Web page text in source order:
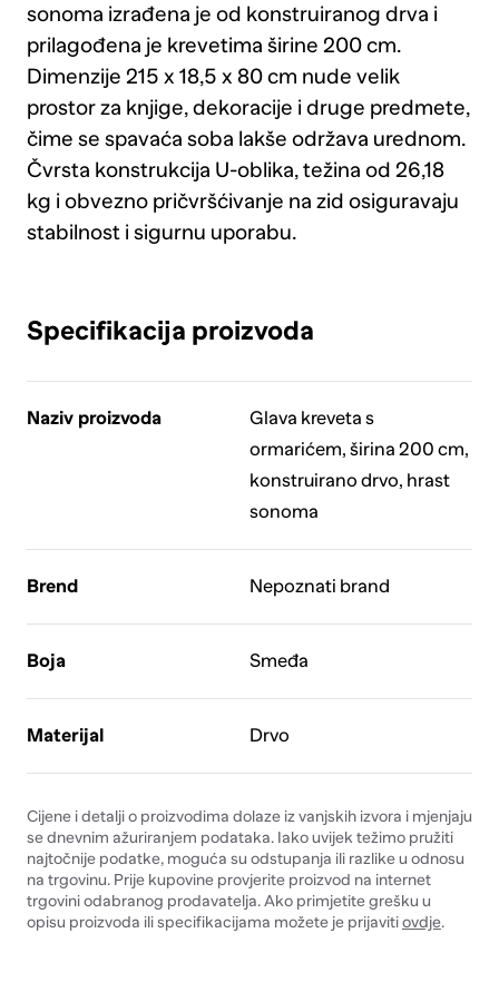
sonoma izrađena je od konstruiranog drva i
prilagođena je krevetima širine 200 cm.
Dimenzije 215 x 18,5 x 80 cm nude velik
prostor za knjige, dekoracije i druge predmete,
čime se spavaća soba lakše održava urednom.
Čvrsta konstrukcija U-oblika, težina od 26,18
kg i obvezno pričvršćivanje na zid osiguravaju
stabilnost i sigurnu uporabu.
Specifikacija proizvoda
Naziv proizvoda
Glava kreveta s
ormarićem, širina 200 cm,
konstruirano drvo, hrast
sonoma
Brend Nepoznati brand
Boja Smeđa
Materijal Drvo
Cijene i detalji o proizvodima dolaze iz vanjskih izvora i mjenjaju
se dnevnim ažuriranjem podataka. Iako uvijek težimo pružiti
najtočnije podatke, moguća su odstupanja ili razlike u odnosu
na trgovinu. Prije kupovine provjerite proizvod na internet
trgovini odabranog prodavatelja. Ako primjetite grešku u
opisu proizvoda ili specifikacijama možete je prijavitiovdje.